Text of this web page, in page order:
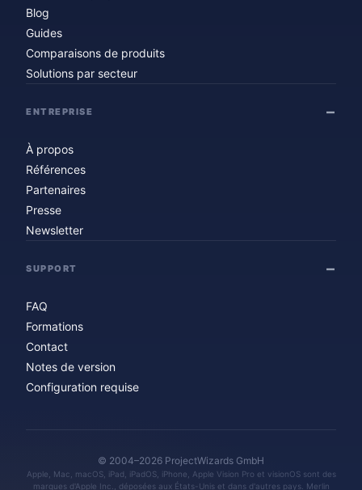
Blog
Guides
Comparaisons de produits
Solutions par secteur
ENTREPRISE
À propos
Références
Partenaires
Presse
Newsletter
SUPPORT
FAQ
Formations
Contact
Notes de version
Configuration requise
© 2004–2026 ProjectWizards GmbH
Apple, Mac, macOS, iPad, iPadOS, iPhone, Apple Vision Pro et visionOS sont des
marques d'Apple Inc., déposées aux États-Unis et dans d'autres pays. Merlin